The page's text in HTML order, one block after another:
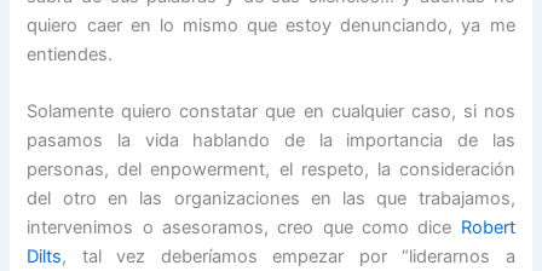
quiero caer en lo mismo que estoy denunciando, ya me
entiendes.
Solamente quiero constatar que en cualquier caso, si nos
pasamos la vida hablando de la importancia de las
personas, del enpowerment, el respeto, la consideración
del otro en las organizaciones en las que trabajamos,
intervenimos o asesoramos, creo que como dice Robert
Dilts, tal vez deberíamos empezar por “liderarnos a